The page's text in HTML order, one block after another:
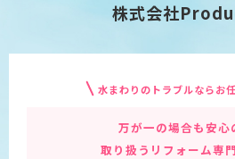
株式会社
水まわりのトラブルならお
万が一の場合も安心
取り扱うリフォーム専門